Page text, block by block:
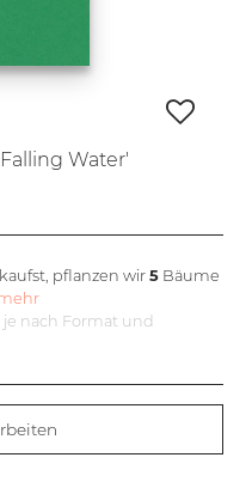
Water'
pflanzen wir5 Bäume
nach Format und